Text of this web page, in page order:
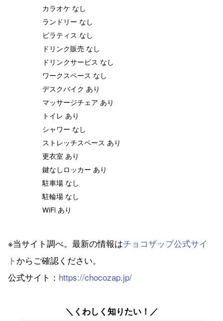
カラオケ なし
ランドリー なし
ピラティス なし
ドリンク販売 なし
ドリンクサービス なし
ワークスペース なし
デスクバイク あり
マッサージチェア あり
トイレ あり
シャワー なし
ストレッチスペース あり
更衣室 あり
鍵なしロッカー あり
駐車場 なし
駐輪場 なし
WiFi あり
※当サイト調べ。最新の情報はチョコザップ公式サイ
ト からご確認ください。
公式サイト： https://chocozap.jp/
＼くわしく知りたい！／